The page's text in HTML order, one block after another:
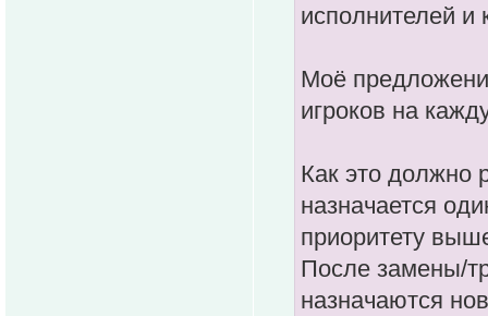
исполнителей и
Моё
игроков на
Как это должно
назначается
приоритету
После замены/
назначаются